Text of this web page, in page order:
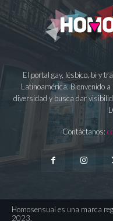
El portal gay, lésbico, bi y
Latinoamérica. Bienvenido
diversidad y busca dar
Contáctanos:
Homosensual es una marca
2023.